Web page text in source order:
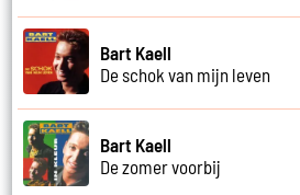
Bart Kaell
De schok van mijn leven
Bart Kaell
De zomer voorbij